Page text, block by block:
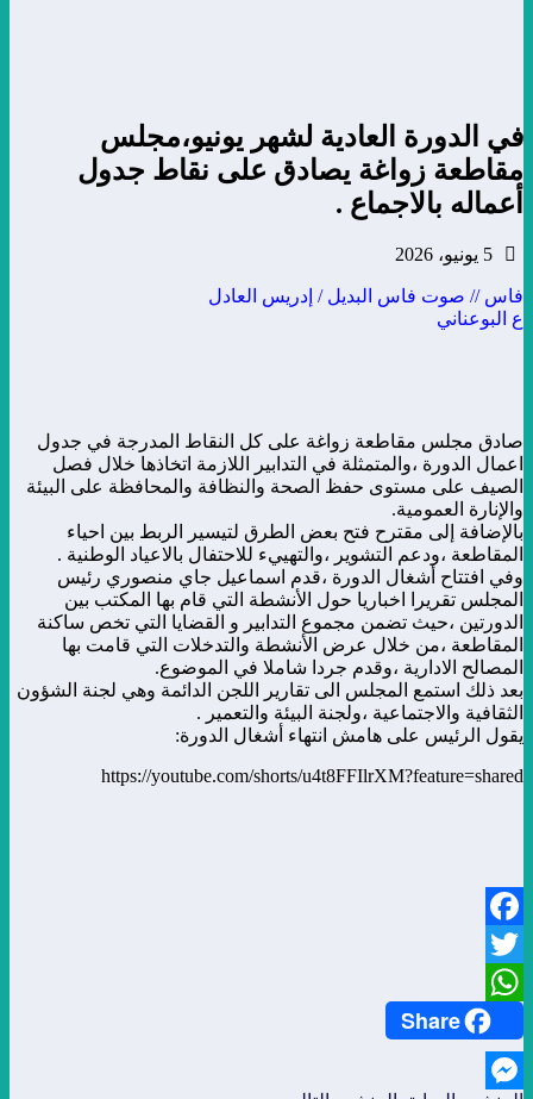
في الدورة العادية لشهر يونيو،مجلس
مقاطعة زواغة يصادق على نقاط جدول
أعماله بالاجماع .
5 يونيو، 2026
فاس // صوت فاس البديل / إدريس العادل
ع البوعناني
صادق مجلس مقاطعة زواغة على كل النقاط المدرجة في جدول
اعمال الدورة ،والمتمثلة في التدابير اللازمة اتخاذها خلال فصل
الصيف على مستوى حفظ الصحة والنظافة والمحافظة على البيئة
والإنارة العمومية.
بالإضافة إلى مقترح فتح بعض الطرق لتيسير الربط بين احياء
المقاطعة ،ودعم التشوير ،والتهييء للاحتفال بالاعياد الوطنية .
وفي افتتاح أشغال الدورة ،قدم اسماعيل جاي منصوري رئيس
المجلس تقريرا اخباريا حول الأنشطة التي قام بها المكتب بين
الدورتين ،حيث تضمن مجموع التدابير و القضايا التي تخص ساكنة
المقاطعة ،من خلال عرض الأنشطة والتدخلات التي قامت بها
المصالح الادارية ،وقدم جردا شاملا في الموضوع.
بعد ذلك استمع المجلس الى تقارير اللجن الدائمة وهي لجنة الشؤون
الثقافية والاجتماعية ،ولجنة البيئة والتعمير .
يقول الرئيس على هامش انتهاء أشغال الدورة:
https://youtube.com/shorts/u4t8FFIlrXM?feature=shared
Facebook
Twitter
WhatsApp
Share